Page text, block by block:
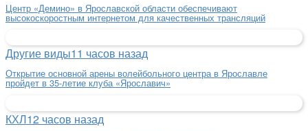
Центр «Демино» в Ярославской области обеспечивают
высокоскоростным интернетом для качественных трансляций
Другие виды11 часов назад
Открытие основной арены волейбольного центра в Ярославле
пройдет в 35-летие клуба «Ярославич»
КХЛ12 часов назад